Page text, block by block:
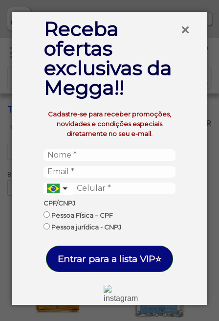
Receba
ofertas
exclusivas da
Megga!!
Cadastre-se para receber promoções,
novidades e condições especiais
diretamente no seu e-mail.
CPF/CNPJ
Pessoa Física – CPF
Pessoa jurídica - CNPJ
Entrar para a lista VIP⭐
TEQUILA
VOLTAR
BEBIDAS ALCOOLICAS TEQUILA
8 produtos ordenados por: